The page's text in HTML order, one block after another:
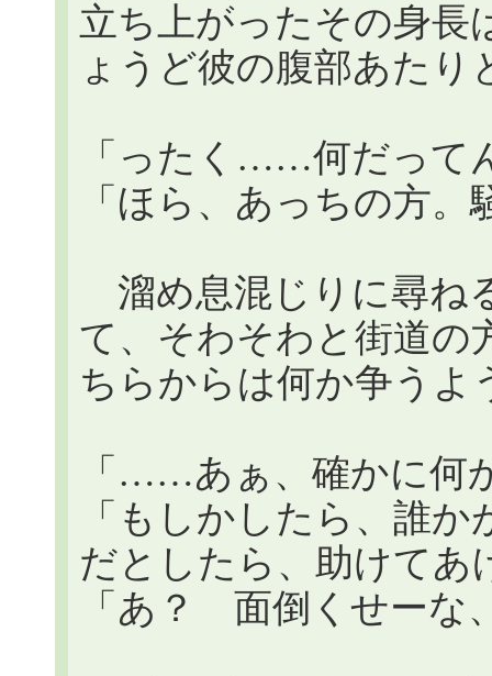
立ち上がったその身長
ょうど彼の腹部あたり
「ったく……何だって
「ほら、あっちの方
溜め息混じりに尋ね
て、そわそわと街道の
ちらからは何か争うよ
「……あぁ、確かに何
「もしかしたら、誰
だとしたら、助けてあ
「あ？ 面倒くせーな